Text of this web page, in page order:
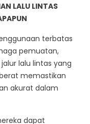
LALU LINTAS
terbatas
pemuatan,
lalu lintas yang
memastikan
akurat dalam
dapat